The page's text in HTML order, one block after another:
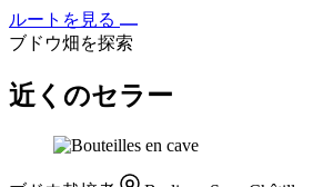
ルートを見る
ブドウ畑を探索
近くのセラー